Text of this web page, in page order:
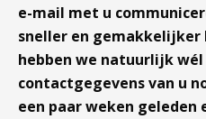
e-mail met u
sneller en gemakkelijker
hebben we natuurlijk
contactgegevens van u
een paar weken